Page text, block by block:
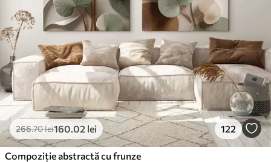
266.70lei160.02 lei 122
Compoziție abstractă cu frunze